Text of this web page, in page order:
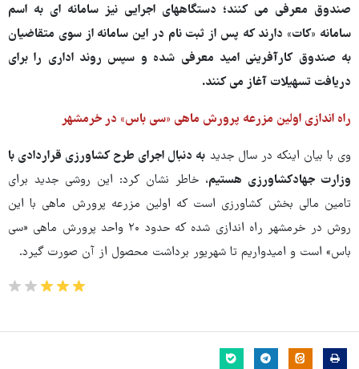
صندوق معرفی می کنند؛ دستگاههای اجرایی نیز سامانه ای به اسم
سامانه «کات» دارند که پس از ثبت نام در این سامانه از سوی متقاضیان
به صندوق کارآفرینی امید معرفی شده و سپس روند اداری را برای
دریافت تسهیلات آغاز می کنند.
راه اندازی اولین مزرعه پرورش ماهی «سی باس» در خرمشهر
وی با بیان اینکه در سال جدید به دنبال اجرای طرح کشاورزی قراردادی با
وزارت جهادکشاورزی هستیم، خاطر نشان کرد: این روشی جدید برای
تامین مالی بخش کشاورزی است که اولین مزرعه پرورش ماهی با این
روش در خرمشهر راه اندازی شده که حدود ۲۰ واحد پرورش ماهی «سی
باس» است و امیدواریم تا شهریور برداشت محصول از آن صورت گیرد.